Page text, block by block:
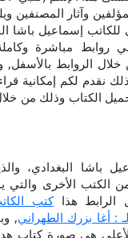
وآثار
للكاتب إسماعيل باشا
روابط مباشرة
الروابط بالأسفل,
لذلك نقدم لكم إمكانية
الكتاب وذلك من
باشا البغدادي،
من الكتب الأخرى
الرابط هذاكتب
: أغا بزرك الطهراني,
هي صورة كتاب